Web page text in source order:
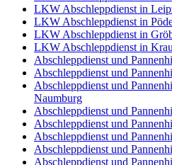
LKW Abschleppdienst in
LKW Abschleppdienst in
LKW Abschleppdienst in
LKW Abschleppdienst in
Abschleppdienst und
Abschleppdienst und
Abschleppdienst und
Naumburg
Abschleppdienst und
Abschleppdienst und
Abschleppdienst und
Abschleppdienst und
Abschleppdienst und